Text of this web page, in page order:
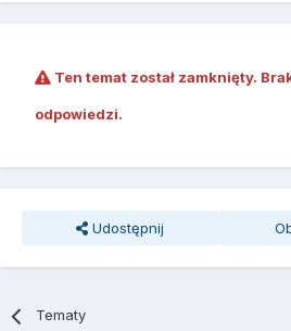
Ten temat został zamknięty.
odpowiedzi.
Udostępnij
Tematy